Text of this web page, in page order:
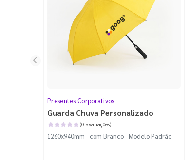
Presentes Corporativos
Guarda Chuva Personalizado
(0 avaliações)
1260x940mm - com Branco - Modelo Padrão